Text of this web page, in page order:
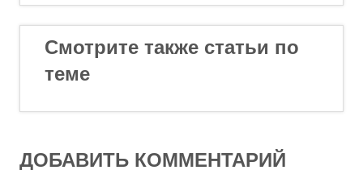
Смотрите также статьи по
теме
ДОБАВИТЬ КОММЕНТАРИЙ